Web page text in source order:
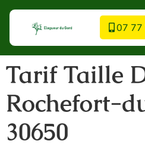
07 77
Tarif Taille
Rochefort-
30650